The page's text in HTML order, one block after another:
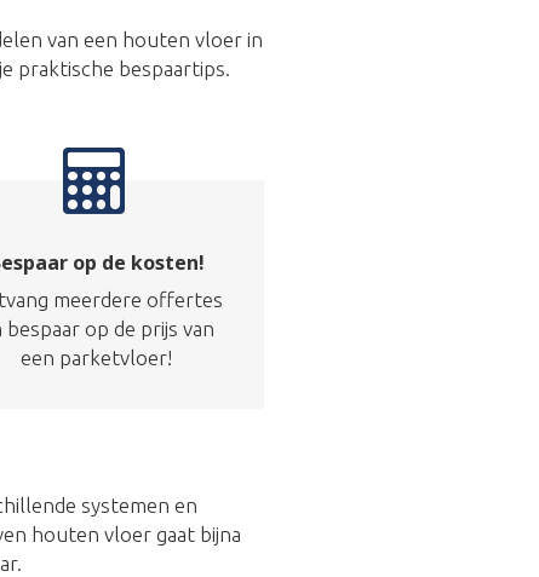
van een houten vloer in
praktische bespaartips.
op de kosten!
meerdere offertes
bespaar op de prijs van
een parketvloer!
systemen en
houten vloer gaat bijna